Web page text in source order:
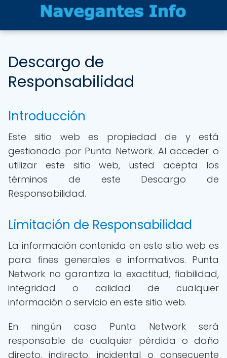
Descargo de
Responsabilidad
Introducción
Este sitio web es propiedad de y está
gestionado por Punta Network. Al acceder o
utilizar este sitio web, usted acepta los
términos de este Descargo de
Responsabilidad.
Limitación de Responsabilidad
La información contenida en este sitio web es
para fines generales e informativos. Punta
Network no garantiza la exactitud, fiabilidad,
integridad o calidad de cualquier
información o servicio en este sitio web.
En ningún caso Punta Network será
responsable de cualquier pérdida o daño
directo, indirecto, incidental o consecuente